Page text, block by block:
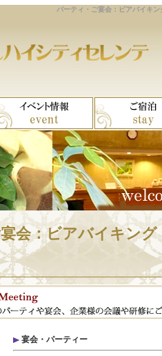
パーティ・ご宴会：ビアバイキ
会：ビアバイキング
宴会・パーティー